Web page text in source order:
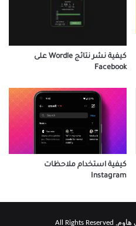
كيفية نشر نتائج Wordle على
Facebook
كيفية استخدام ملاحظات
Instagram